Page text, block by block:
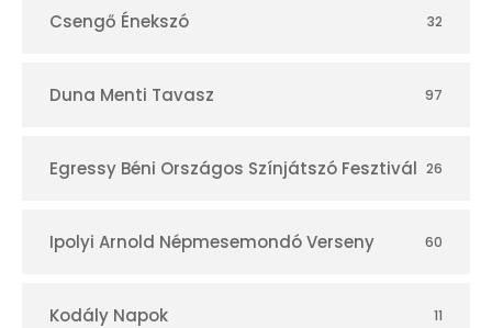
Csengő Énekszó 32
Duna Menti Tavasz 97
Egressy Béni Országos Színjátszó Fesztivál 26
Ipolyi Arnold Népmesemondó Verseny 60
Kodály Napok 11